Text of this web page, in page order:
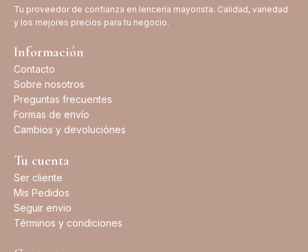
Tu proveedor de confianza en lencería mayorista. Calidad, variedad
y los mejores precios para tu negocio.
Información
Contacto
Sobre nosotros
Preguntas frecuentes
Formas de envío
Cambios y devoluciónes
Tu cuenta
Ser cliente
Mis Pedidos
Seguir envio
Términos y condiciones